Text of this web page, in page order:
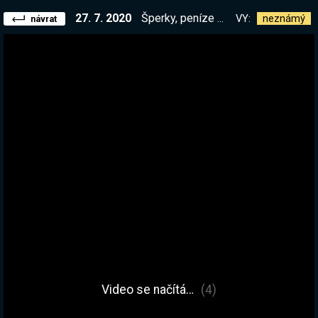
návrat 27. 7. 2020 Šperky, peníze a elektronika. Vše co není přivrtané ke zdi, je legálně moje. VY: neznámý
Video se načítá… (4)